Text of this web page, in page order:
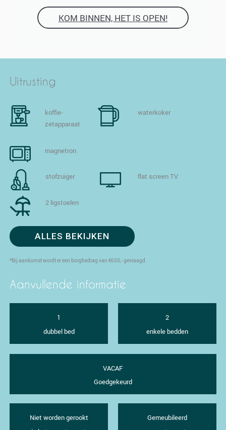
KOM BINNEN, HET IS OPEN!
Uitrusting
koffie-
zetapparaat
waterkoker
magnetron
stofzuiger flat screen TV
2 ligstoelen
ALLES BEKIJKEN
*Bij aankomst wordt er een borgbedrag van €650,- gevraagd.
Aanvullende informatie
1
dubbel bed
2
enkele bedden
VACAF
Goedgekeurd
Niet worden gerookt
Gemeubileerd